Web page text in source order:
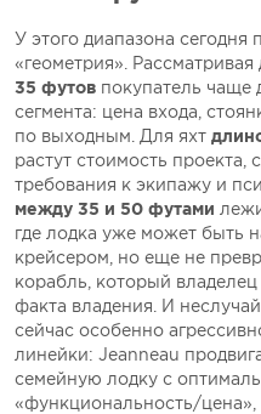
У этого диапазона сегодня
«геометрия». Рассматривая
35 футов покупатель чаще
сегмента: цена входа,
по выходным. Для яхт
растут стоимость проекта,
требования к экипажу и
между 35 и 50 футами
где лодка уже может быть
крейсером, но еще не
корабль, который
факта владения. И
сейчас особенно
линейки: Jeanneau
семейную лодку с
«функциональность/